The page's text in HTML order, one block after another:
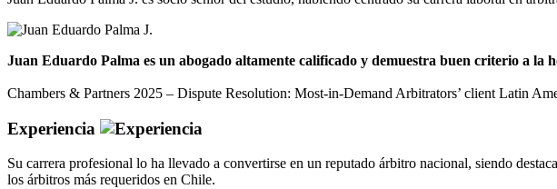
Juan Eduardo Palma es un abogado altamente calificado y demuestra buen criterio a la
Chambers & Partners 2025 – Dispute Resolution: Most-in-Demand Arbitrators’ client Latin
Experiencia
Su carrera profesional lo ha llevado a convertirse en un reputado árbitro nacional, siendo
los árbitros más requeridos en Chile.